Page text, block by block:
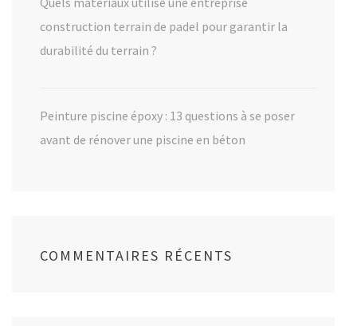
construction terrain de padel pour garantir la
durabilité du terrain ?
Peinture piscine époxy : 13 questions à se poser
avant de rénover une piscine en béton
COMMENTAIRES RÉCENTS